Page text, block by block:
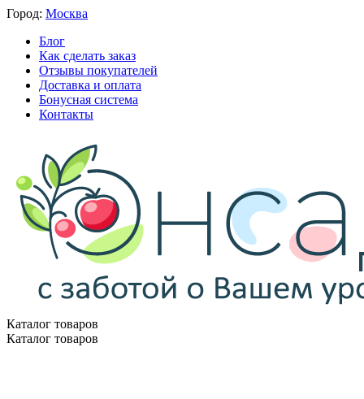
Город: Москва
Блог
Как сделать заказ
Отзывы покупателей
Доставка и оплата
Бонусная система
Контакты
Каталог товаров
Каталог товаров